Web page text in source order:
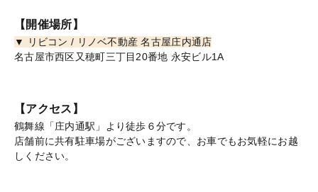
【開催場所】
▼ リビコン / リノベ不動産 名古屋庄内通店
名古屋市西区又穂町三丁目20番地 永安ビル1A
【アクセス】
鶴舞線「庄内通駅」より徒歩６分です。
店舗前に共有駐車場がございますので、お車でもお気軽にお越
しください。